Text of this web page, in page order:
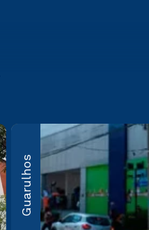
Villa-Lobos
Av. Imperatriz
Leopoldina, 550 Vila
Leopoldina, São
Paulo, SP CEP: 05305-
000
Saiba mais
Guarulhos